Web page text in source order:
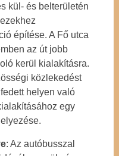
kül- és belterületén
építése. A Fő utca
az út jobb
kerül kialakításra.
közlekedést
helyen való
egy
: Az autóbusszal